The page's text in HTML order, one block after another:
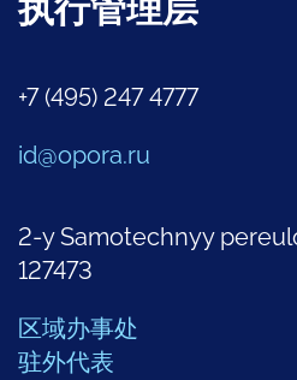
执行管理层
+7 (495) 247 4777
id@opora.ru
2-y Samotechnyy
127473
区域办事处
驻外代表